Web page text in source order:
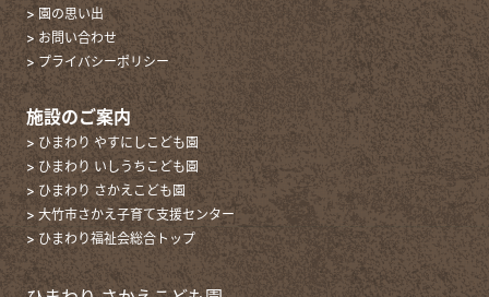
> 園の思い出
> お問い合わせ
> プライバシーポリシー
施設のご案内
> ひまわり やすにしこども園
> ひまわり いしうちこども園
> ひまわり さかえこども園
> 大竹市さかえ子育て支援センター
> ひまわり福祉会総合トップ